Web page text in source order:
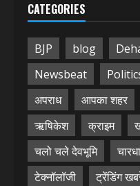
CATEGORIES
BJP blog
Newsbeat
अपराध
आपका शहर
ऋषिकेश
क्राइम
चलो चले देवभूमि
टेक्नॉलॉजी
ट्रेंडिंग